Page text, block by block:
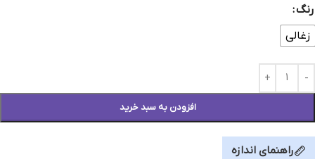
رنگ
زغالی
افزودن به سبد خرید
راهنمای اندازه